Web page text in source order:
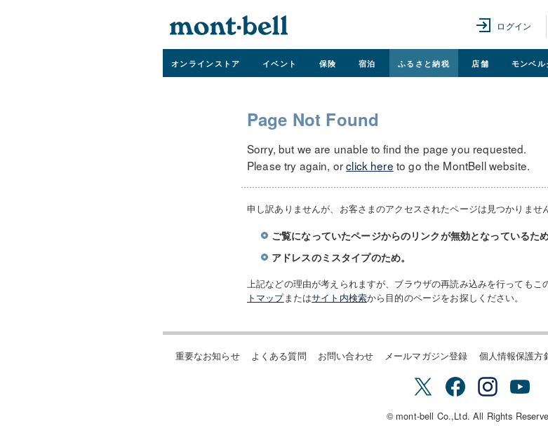
ログイン
オンラインストア イベント 保険 宿泊 ふるさと納税 店舗 モンベル
Page Not Found
Sorry, but we are unable to find the page you requested.
Please try again, orclick here to go the MontBell website.
申し訳ありませんが、お客さまのアクセスされたページは見つかりませ
ご覧になっていたページからのリンクが無効となっているため
アドレスのミスタイプのため。
上記などの理由が考えられますが、ブラウザの再読み込みを行ってもこ
トマップまたはサイト内検索から目的のページをお探しください。
重要なお知らせ よくある質問 お問い合わせ メールマガジン登録 個人情報保護方
© mont-bell Co.,Ltd. All Rights